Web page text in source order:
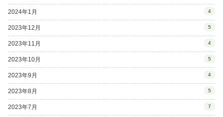
2024年1月 4
2023年12月 5
2023年11月 4
2023年10月 5
2023年9月 4
2023年8月 5
2023年7月 7